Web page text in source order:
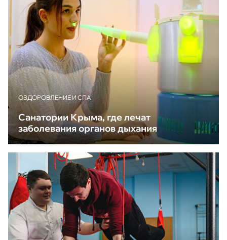
ОЗДОРОВЛЕНИЕ И СПА
Санатории Крыма, где лечат
заболевания органов дыхания